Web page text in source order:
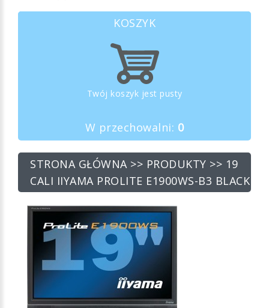
KOSZYK
Twój koszyk jest pusty
W przechowalni: 0
STRONA GŁÓWNA >> PRODUKTY >> 19
CALI IIYAMA PROLITE E1900WS-B3 BLACK